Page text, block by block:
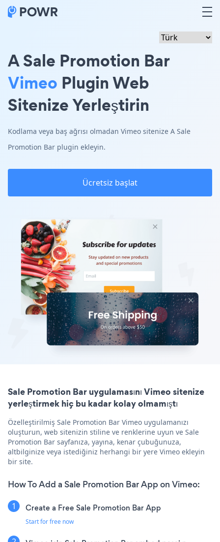
A Sale Promotion Bar
Vimeo Plugin Web
Sitenize Yerleştirin
Kodlama veya baş ağrısı olmadan Vimeo sitenize A Sale
Promotion Bar plugin ekleyin.
Ücretsiz başlat
Sale Promotion Bar uygulamasını Vimeo sitenize
yerleştirmek hiç bu kadar kolay olmamıştı
Özelleştirilmiş Sale Promotion Bar Vimeo uygulamanızı
oluşturun, web sitenizin stiline ve renklerine uyun ve Sale
Promotion Bar sayfanıza, yayına, kenar çubuğunuza,
altbilginize veya istediğiniz herhangi bir yere Vimeo ekleyin
bir site.
How To Add a Sale Promotion Bar App on Vimeo:
Create a Free Sale Promotion Bar App
Start for free now